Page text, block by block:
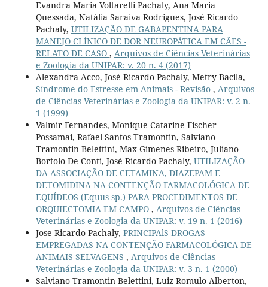
Evandra Maria Voltarelli Pachaly, Ana Maria
Quessada, Natália Saraiva Rodrigues, José Ricardo
Pachaly, UTILIZAÇÃO DE GABAPENTINA PARA
MANEJO CLÍNICO DE DOR NEUROPÁTICA EM CÃES -
RELATO DE CASO , Arquivos de Ciências Veterinárias
e Zoologia da UNIPAR: v. 20 n. 4 (2017)
Alexandra Acco, José Ricardo Pachaly, Metry Bacila,
Síndrome do Estresse em Animais - Revisão , Arquivos
de Ciências Veterinárias e Zoologia da UNIPAR: v. 2 n.
1 (1999)
Valmir Fernandes, Monique Catarine Fischer
Possamai, Rafael Santos Tramontin, Salviano
Tramontin Belettini, Max Gimenes Ribeiro, Juliano
Bortolo De Conti, José Ricardo Pachaly, UTILIZAÇÃO
DA ASSOCIAÇÃO DE CETAMINA, DIAZEPAM E
DETOMIDINA NA CONTENÇÃO FARMACOLÓGICA DE
EQUÍDEOS (Equus sp.) PARA PROCEDIMENTOS DE
ORQUIECTOMIA EM CAMPO , Arquivos de Ciências
Veterinárias e Zoologia da UNIPAR: v. 19 n. 1 (2016)
Jose Ricardo Pachaly, PRINCIPAlS DROGAS
EMPREGADAS NA CONTENÇÃO FARMACOLÓGICA DE
ANIMAIS SELVAGENS , Arquivos de Ciências
Veterinárias e Zoologia da UNIPAR: v. 3 n. 1 (2000)
Salviano Tramontin Belettini, Luiz Romulo Alberton,